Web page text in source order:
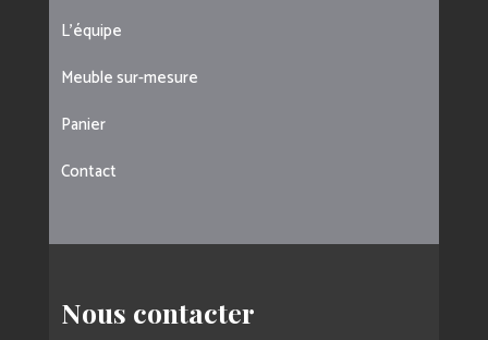
L’équipe
Meuble sur-mesure
Panier
Contact
Nous contacter